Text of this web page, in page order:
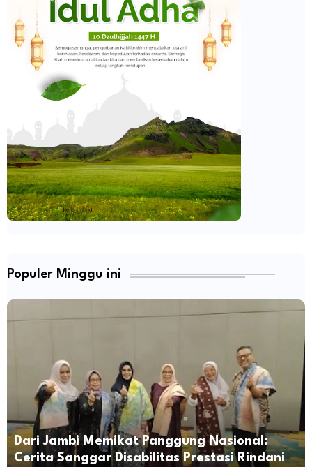
Populer Minggu ini
Dari Jambi Memikat Panggung Nasional:
Cerita Sanggar Disabilitas Prestasi Rindani